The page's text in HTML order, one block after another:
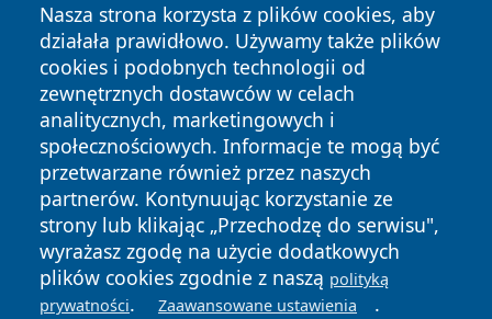
Nasza strona korzysta z plików cookies, aby
działała prawidłowo. Używamy także plików
cookies i podobnych technologii od
zewnętrznych dostawców w celach
analitycznych, marketingowych i
społecznościowych. Informacje te mogą być
przetwarzane również przez naszych
partnerów. Kontynuując korzystanie ze
strony lub klikając „Przechodzę do serwisu",
wyrażasz zgodę na użycie dodatkowych
plików cookies zgodnie z naszą polityką
prywatności. Zaawansowane ustawienia .
Copyright © 2026 24piaseczno.pl Wszystkie prawa
zastrzeżone.
News Autorzy
Polityka
Prywatności
Polityka
Cookies